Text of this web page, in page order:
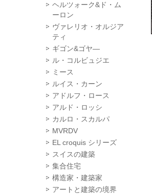
ヘルツォーク&ド・ム
ーロン
ヴァレリオ・オルジア
ティ
ギゴン&ゴヤ―
ル・コルビュジエ
ミース
ルイス・カーン
アドルフ・ロース
アルド・ロッシ
カルロ・スカルパ
MVRDV
EL croquis シリーズ
スイスの建築
集合住宅
構造家・建築家
アートと建築の境界